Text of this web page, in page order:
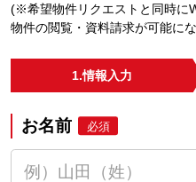
(※希望物件リクエストと同時に
物件の閲覧・資料請求が可能に
1.情報入力
お名前 必須